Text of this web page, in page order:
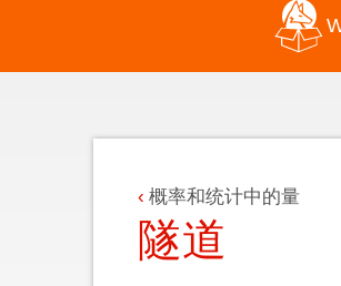
概率和统计中的量
隧道